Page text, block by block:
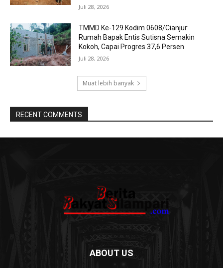
Juli 28, 2026
TMMD Ke-129 Kodim 0608/Cianjur:
Rumah Bapak Entis Sutisna Semakin
Kokoh, Capai Progres 37,6 Persen
Juli 28, 2026
Muat lebih banyak
RECENT COMMENTS
ABOUT US